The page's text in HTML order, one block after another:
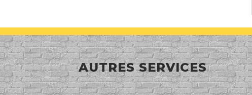
AUTRES SERVICES